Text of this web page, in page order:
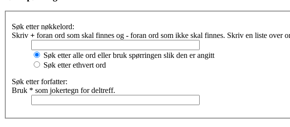
Søk etter nøkkelord:
Skriv + foran ord som skal finnes og - foran ord som ikke skal finnes. Skriv en liste over
Søk etter alle ord eller bruk spørringen slik den er angitt
Søk etter ethvert ord
Søk etter forfatter:
Bruk * som jokertegn for deltreff.